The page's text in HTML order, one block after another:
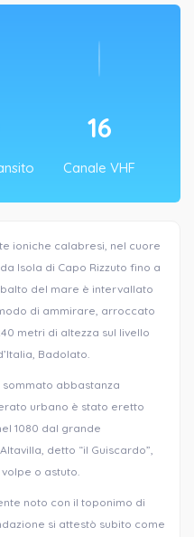
16
Canale VHF
ioniche calabresi, nel cuore
Isola di Capo Rizzuto fino a
del mare è intervallato
di ammirare, arroccato
metri di altezza sul livello
Badolato.
abbastanza
urbano è stato eretto
1080 dal grande
detto “il Guiscardo”,
o astuto.
noto con il toponimo di
si attestò subito come